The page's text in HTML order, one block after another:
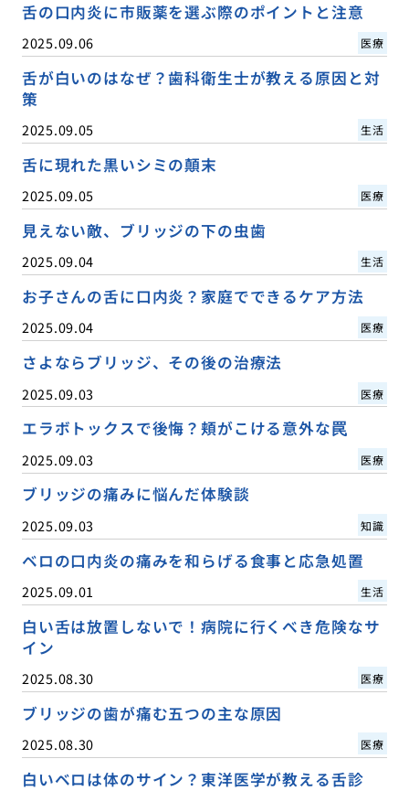
舌の口内炎に市販薬を選ぶ際のポイントと注意
2025.09.06 医療
舌が白いのはなぜ？歯科衛生士が教える原因と対
策
2025.09.05 生活
舌に現れた黒いシミの顛末
2025.09.05 医療
見えない敵、ブリッジの下の虫歯
2025.09.04 生活
お子さんの舌に口内炎？家庭でできるケア方法
2025.09.04 医療
さよならブリッジ、その後の治療法
2025.09.03 医療
エラボトックスで後悔？頬がこける意外な罠
2025.09.03 医療
ブリッジの痛みに悩んだ体験談
2025.09.03 知識
ベロの口内炎の痛みを和らげる食事と応急処置
2025.09.01 生活
白い舌は放置しないで！病院に行くべき危険なサ
イン
2025.08.30 医療
ブリッジの歯が痛む五つの主な原因
2025.08.30 医療
白いベロは体のサイン？東洋医学が教える舌診